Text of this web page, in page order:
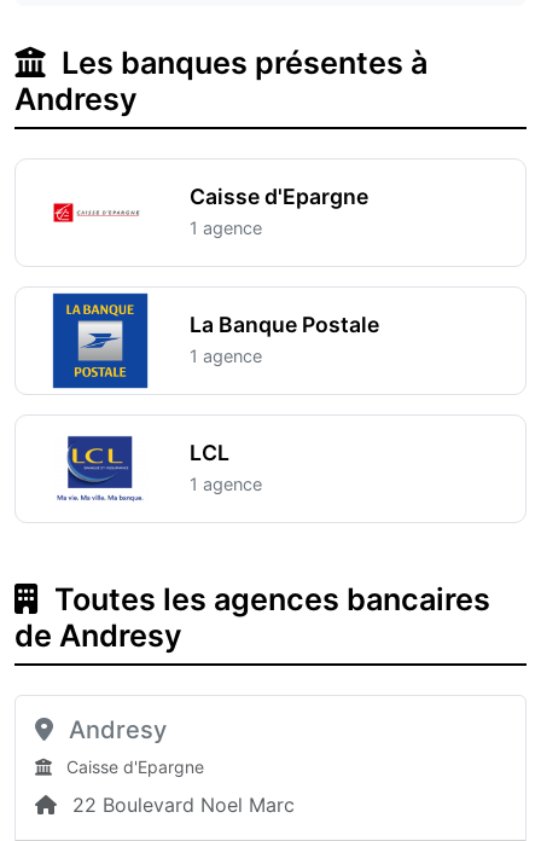
Les banques présentes à
Andresy
Caisse d'Epargne
1 agence
La Banque Postale
1 agence
LCL
1 agence
Toutes les agences bancaires
de Andresy
Andresy
Caisse d'Epargne
22 Boulevard Noel Marc